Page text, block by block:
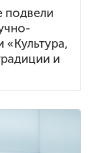
подвели
и